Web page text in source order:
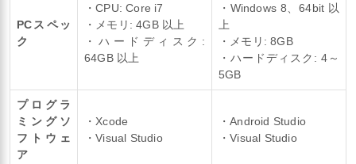
PCスペッ
ク
・CPU: Core i7
・メモリ: 4GB 以上
・ハードディスク:
64GB 以上
・Windows 8、64bit 以
上
・メモリ: 8GB
・ハードディスク: 4～
5GB
プログラ
ミングソ
フトウェ
ア
・Xcode
・Visual Studio
・Android Studio
・Visual Studio